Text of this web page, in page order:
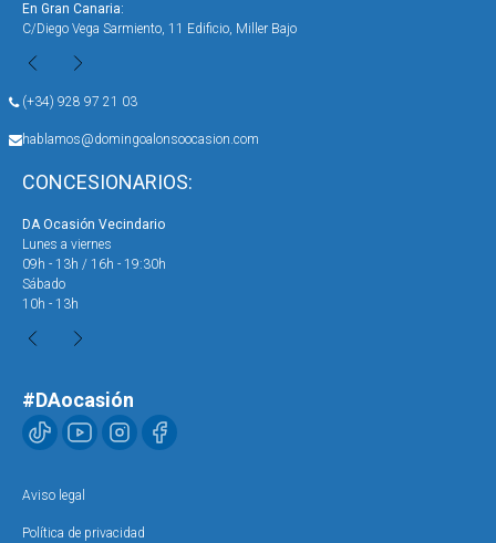
En Gran Canaria:
C/Diego Vega Sarmiento, 11 Edificio, Miller Bajo
(+34) 928 97 21 03
hablamos@domingoalonsoocasion.com
CONCESIONARIOS:
DA Ocasión Vecindario
Lunes a viernes
09h - 13h / 16h - 19:30h
Sábado
10h - 13h
#DAocasión
Aviso legal
Política de privacidad